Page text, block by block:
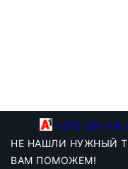
+375-29-
НЕ НАШЛИ НУЖНЫЙ
ВАМ ПОМОЖЕМ!